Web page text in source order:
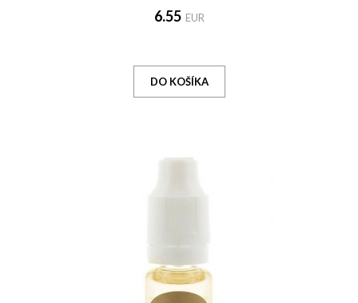
6.55 EUR